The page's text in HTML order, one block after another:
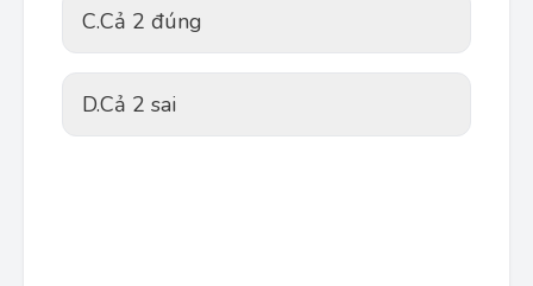
C.Cả 2 đúng
D.Cả 2 sai